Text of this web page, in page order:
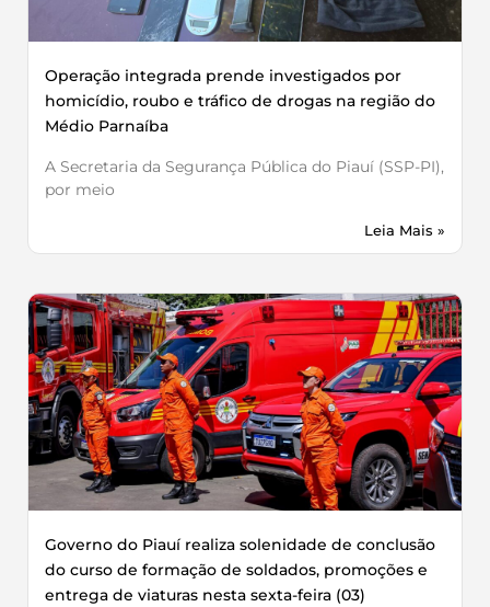
Operação integrada prende investigados por
homicídio, roubo e tráfico de drogas na região do
Médio Parnaíba
A Secretaria da Segurança Pública do Piauí (SSP-PI),
por meio
Leia Mais »
Governo do Piauí realiza solenidade de conclusão
do curso de formação de soldados, promoções e
entrega de viaturas nesta sexta-feira (03)